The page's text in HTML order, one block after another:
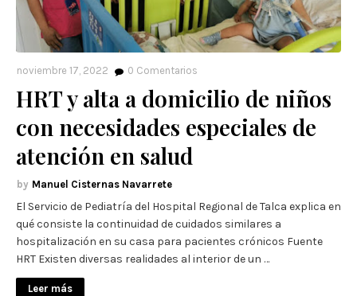
noviembre 17, 2022 0 Comentarios
HRT y alta a domicilio de niños
con necesidades especiales de
atención en salud
Manuel Cisternas Navarrete
El Servicio de Pediatría del Hospital Regional de Talca explica en
qué consiste la continuidad de cuidados similares a
hospitalización en su casa para pacientes crónicos Fuente
HRT Existen diversas realidades al interior de un …
Leer más